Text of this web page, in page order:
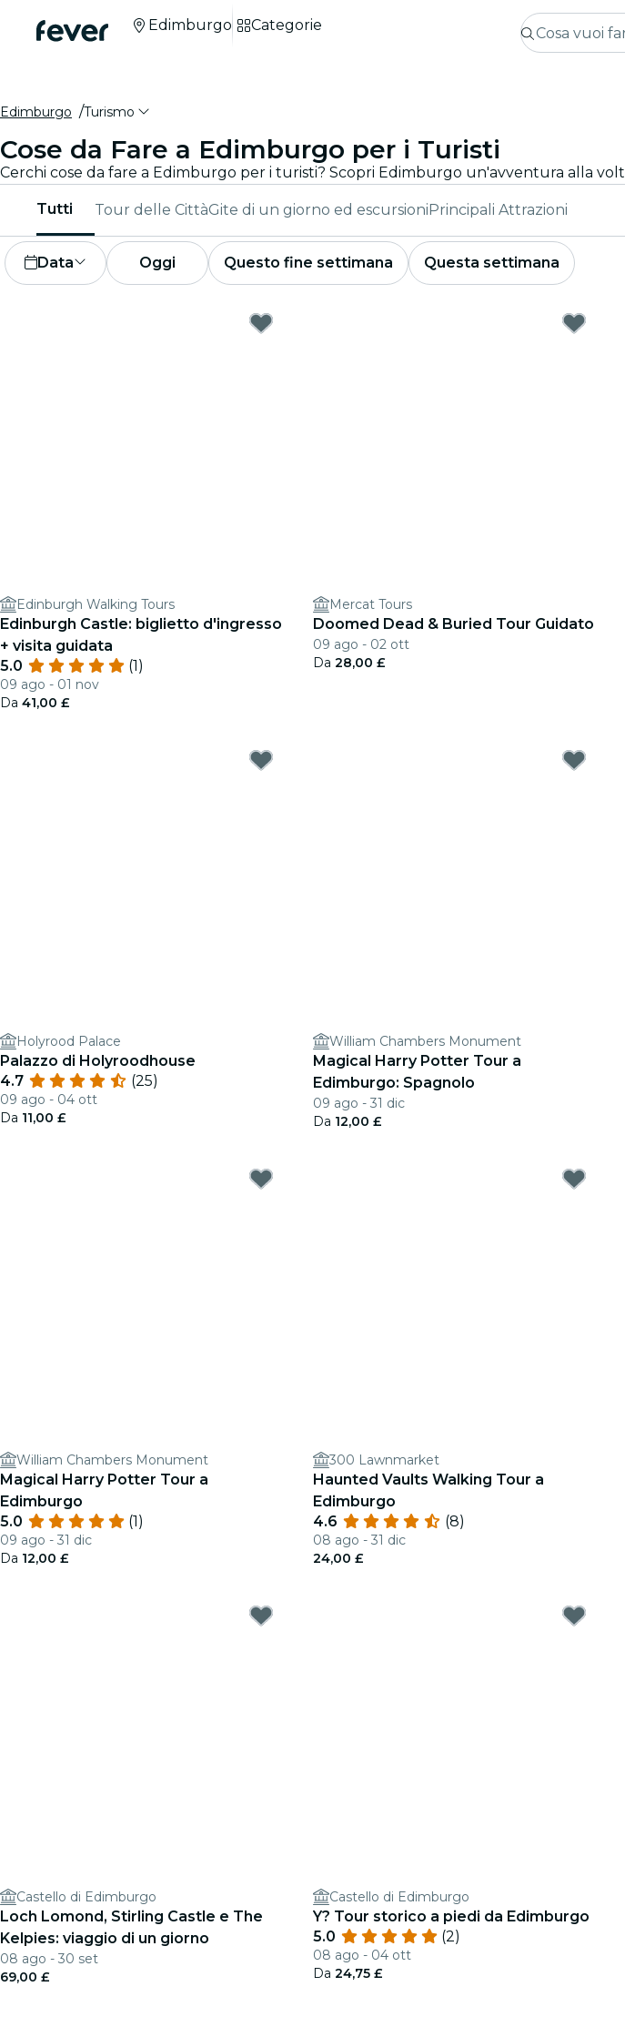
Edimburgo Categorie
Edimburgo Turismo
Cose da Fare a Edimburgo per i Turisti
Tutti Tour delle CittàGite di un giorno ed escursioniPrincipali Attrazioni
Data Oggi Questo fine settimana Questa settimana
Edinburgh Walking Tours
Edinburgh Castle: biglietto d'ingresso
+ visita guidata
5.0
(1)
09 ago - 01 nov
Da 41,00 £
Mercat Tours
Doomed Dead & Buried Tour Guidato
09 ago - 02 ott
Da 28,00 £
Holyrood Palace
Palazzo di Holyroodhouse
4.7
(25)
09 ago - 04 ott
Da 11,00 £
William Chambers Monument
Magical Harry Potter Tour a
Edimburgo: Spagnolo
09 ago - 31 dic
Da 12,00 £
William Chambers Monument
Magical Harry Potter Tour a
Edimburgo
5.0
(1)
09 ago - 31 dic
Da 12,00 £
300 Lawnmarket
Haunted Vaults Walking Tour a
Edimburgo
4.6
(8)
08 ago - 31 dic
24,00 £
Castello di Edimburgo
Loch Lomond, Stirling Castle e The
Kelpies: viaggio di un giorno
08 ago - 30 set
69,00 £
Castello di Edimburgo
Y? Tour storico a piedi da Edimburgo
5.0
(2)
08 ago - 04 ott
Da 24,75 £